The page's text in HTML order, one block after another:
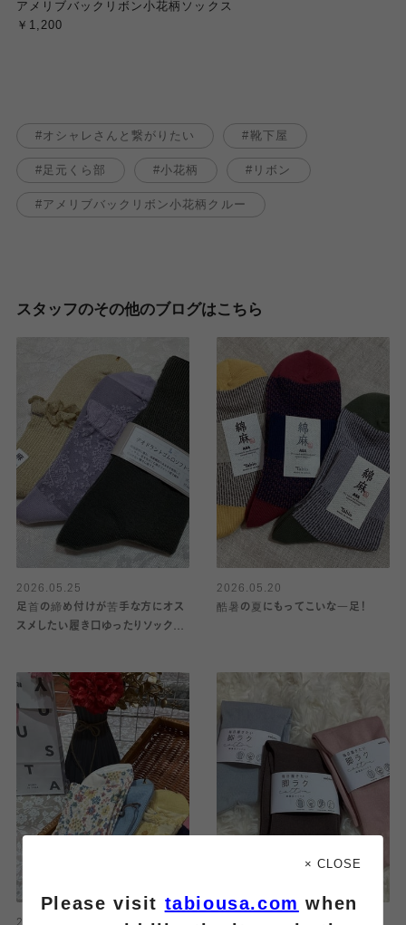
アメリブバックリボン小花柄ソックス
￥1,200
オシャレさんと繋がりたい 靴下屋
足元くら部 小花柄 リボン
アメリブバックリボン小花柄クルー
スタッフのその他のブログはこちら
2026.05.25
足首の締め付けが苦手な方にオス
スメしたい履き口ゆったりソック
2026.05.20
酷暑の夏にもってこいな一足！
× CLOSE
Please visit tabiousa.com when